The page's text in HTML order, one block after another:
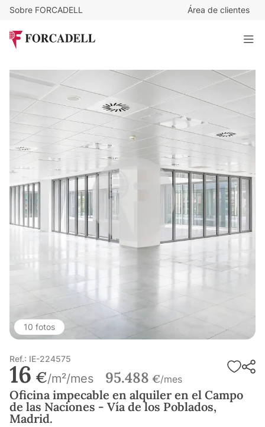
Sobre FORCADELL Área de clientes
Oficina impecable en alquiler en el Campo de las Naciones
- Vía de los Poblados, Madrid.
10 fotos
Ref.: IE-224575
16 €/m²/mes 95.488 €/mes
Oficina impecable en alquiler en el Campo
de las Naciones - Vía de los Poblados,
Madrid.